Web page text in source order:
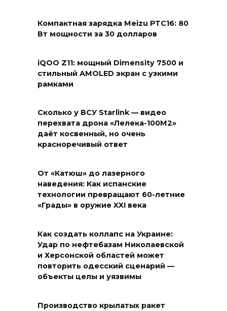
Компактная зарядка Meizu PTC16: 80
Вт мощности за 30 долларов
iQOO Z11: мощный Dimensity 7500 и
стильный AMOLED экран с узкими
рамками
Сколько у ВСУ Starlink — видео
перехвата дрона «Лелека-100М2»
даёт косвенный, но очень
красноречивый ответ
От «Катюш» до лазерного
наведения: Как испанские
технологии превращают 60-летние
«Грады» в оружие XXI века
Как создать коллапс на Украине:
Удар по нефтебазам Николаевской
и Херсонской областей может
повторить одесский сценарий —
объекты целы и уязвимы
Производство крылатых ракет